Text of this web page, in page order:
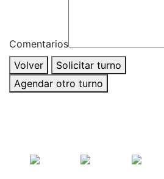
Comentarios
Volver
Solicitar turno
Agendar otro turno